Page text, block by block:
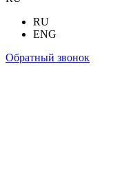
RU
ENG
Обратный звонок